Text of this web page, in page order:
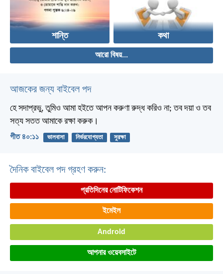
শান্তি কথা
আরো বিষয়...
আজকের জন্য বাইবেল পদ
হে সদাপ্রভু, তুমিও আমা হইতে আপন করুণা রুদ্ধ করিও না; তব দয়া ও তব
সত্য সতত আমাকে রক্ষা করুক।
গীত ৪০:১১ ভালবাসা নির্ভরযোগ্যতা সুরক্ষা
দৈনিক বাইবেল পদ গ্রহণ করুন:
প্রতিদিনের নোটিফিকেশন
ইমেইল
Android
আপনার ওয়েবসাইটে